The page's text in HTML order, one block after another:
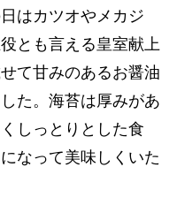
はカツオやメカジ
とも言える皇室献上
て甘みのあるお醤油
た。海苔は厚みがあ
しっとりとした食
なって美味しくいた